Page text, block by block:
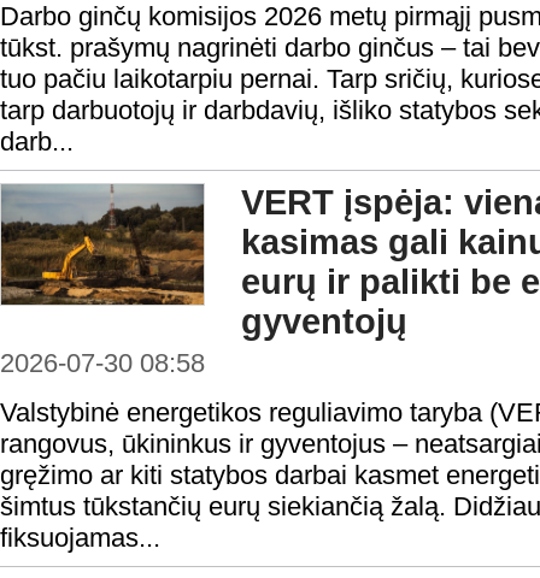
Darbo ginčų komisijos 2026 metų pirmąjį
tūkst. prašymų nagrinėti darbo ginčus – tai
tuo pačiu laikotarpiu pernai. Tarp sričių,
tarp darbuotojų ir darbdavių, išliko statybos
darb...
VERT įspėja:
kasimas gali
eurų ir palikti be
gyventojų
2026-07-30 08:58
Valstybinė energetikos reguliavimo taryba
rangovus, ūkininkus ir gyventojus –
gręžimo ar kiti statybos darbai kasmet
šimtus tūkstančių eurų siekiančią žalą.
fiksuojamas...